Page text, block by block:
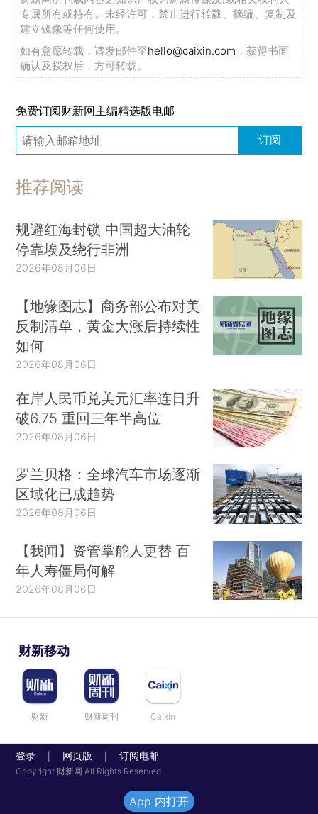
专属所有或持有。未经许可，禁止进行转载、摘编、复制及
建立镜像等任何使用。
如有意愿转载，请发邮件至hello@caixin.com ，获得书面
确认及授权后，方可转载。
免费订阅财新网主编精选版电邮
订阅
推荐阅读
规避红海封锁 中国超大油轮
停靠埃及绕行非洲
2026年08月06日
【地缘图志】商务部公布对美
反制清单，黄金大涨后持续性
如何
2026年08月06日
在岸人民币兑美元汇率连日升
破6.75 重回三年半高位
2026年08月06日
罗兰贝格：全球汽车市场逐渐
区域化已成趋势
2026年08月06日
【我闻】资管掌舵人更替 百
年人寿僵局何解
2026年08月06日
财新移动
财新 财新周刊 Caixin
登录 网页版 订阅电邮
Copyright 财新网 All Rights Reserved
App 内打开